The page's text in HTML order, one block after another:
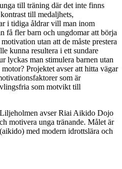
till träning där det inte finns
till medaljhets,
i tidiga åldrar vill man inom
få fler barn och ungdomar att börja
utan att de måste prestera
kunna resultera i ett sundare
lyckas man stimulera barnen utan
Projektet avser att hitta vägar
som är
som motvikt till
avser Riai Aikido Dojo
motivera unga tränande. Målet är
med modern idrottslära och